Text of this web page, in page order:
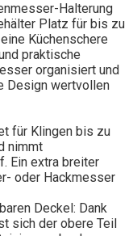
Halterung
Platz für bis zu
Küchenschere
praktische
organisiert und
Design wertvollen
für Klingen bis zu
nimmt
Ein extra breiter
oder Hackmesser
Deckel: Dank
sich der obere Teil